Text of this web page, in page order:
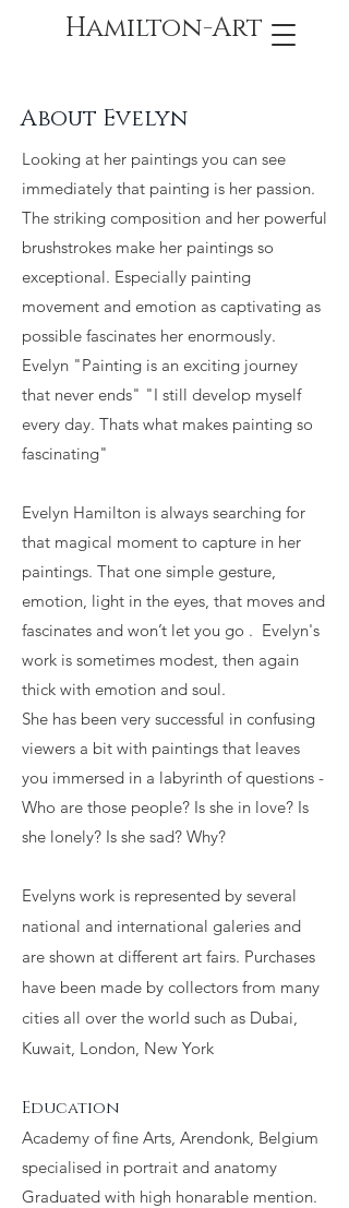
Hamilton-Art
About Evelyn
Looking at her paintings you can see
immediately that painting is her passion.
The striking composition and her powerful
brushstrokes make her paintings so
exceptional. Especially painting
movement and emotion as captivating as
possible fascinates her enormously.
Evelyn "Painting is an exciting journey
that never ends" "I still develop myself
every day. Thats what makes painting so
fascinating"
Evelyn Hamilton is always searching for
that magical moment to capture in her
paintings. That one simple gesture,
emotion, light in the eyes, that moves and
fascinates and won’t let you go . Evelyn's
work is sometimes modest, then again
thick with emotion and soul.
She has been very successful in confusing
viewers a bit with paintings that leaves
you immersed in a labyrinth of questions -
Who are those people? Is she in love? Is
she lonely? Is she sad? Why?
Evelyns work is represented by several
national and international galeries and
are shown at different art fairs. Purchases
have been made by collectors from many
cities all over the world such as Dubai,
Kuwait, London, New York
Education
Academy of fine Arts, Arendonk, Belgium
specialised in portrait and anatomy
Graduated with high honarable mention.